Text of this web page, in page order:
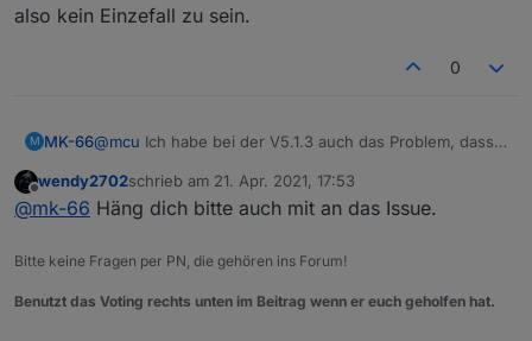
also kein Einzefall zu sein.
0
M MK-66@mcu Ich habe bei der V5.1.3 auch das Problem, dass
also kein Einzefall zu sein.
Offline
wendy2702schrieb am 21. Apr. 2021, 17:53
zuletzt editiert von
@mk-66 Häng dich bitte auch mit an das Issue.
Bitte keine Fragen per PN, die gehören ins Forum!
Benutzt das Voting rechts unten im Beitrag wenn er euch geholfen hat.